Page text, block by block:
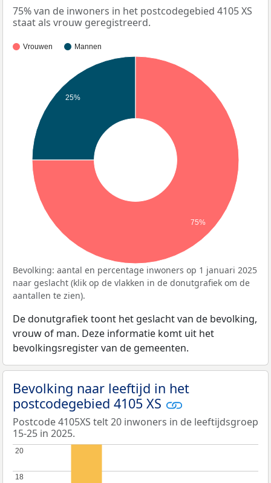
75% van de inwoners in het postcodegebied 4105 XS
staat als vrouw geregistreerd.
Vrouwen Mannen
25%
75%
Bevolking: aantal en percentage inwoners op 1 januari 2025
naar geslacht (klik op de vlakken in de donutgrafiek om de
aantallen te zien).
De donutgrafiek toont het geslacht van de bevolking,
vrouw of man. Deze informatie komt uit het
bevolkingsregister van de gemeenten.
Bevolking naar leeftijd in het
postcodegebied 4105 XS
Postcode 4105XS telt 20 inwoners in de leeftijdsgroep
15-25 in 2025.
18
18
20
20